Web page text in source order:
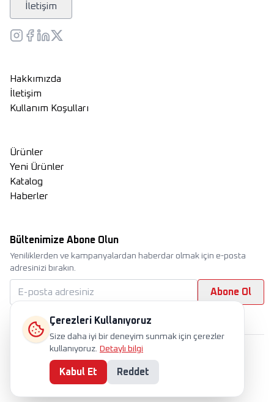
Çerezleri Kullanıyoruz
Size daha iyi bir deneyim sunmak için çerezler
kullanıyoruz. Detaylı bilgi
Kabul Et Reddet
İletişim
Hakkımızda
İletişim
Kullanım Koşulları
Ürünler
Yeni Ürünler
Katalog
Haberler
Bültenimize Abone Olun
Yeniliklerden ve kampanyalardan haberdar olmak için e-posta
adresinizi bırakın.
Abone Ol
International
Çerez Politikası
Gizlilik Politikası Kullanım Koşulları
©Tüm hakları saklıdır. 2025 Horoz Elektrik